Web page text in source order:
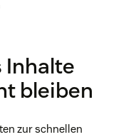
Inhalte
bleiben
zur schnellen